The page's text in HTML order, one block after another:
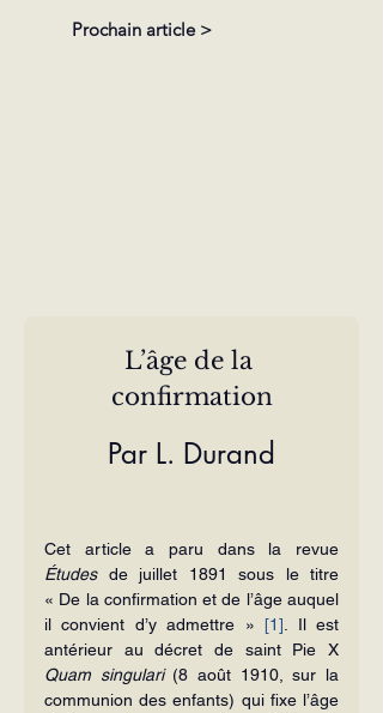
Prochain article >
L’âge de la
confirmation
Par L. Durand
Études de juillet 1891 sous le titre
« De la confirmation et de l’âge auquel
il convient d’y admettre » [1] . Il est
Quam singulari (8 août 1910, sur la
communion des enfants) qui fixe l’âge